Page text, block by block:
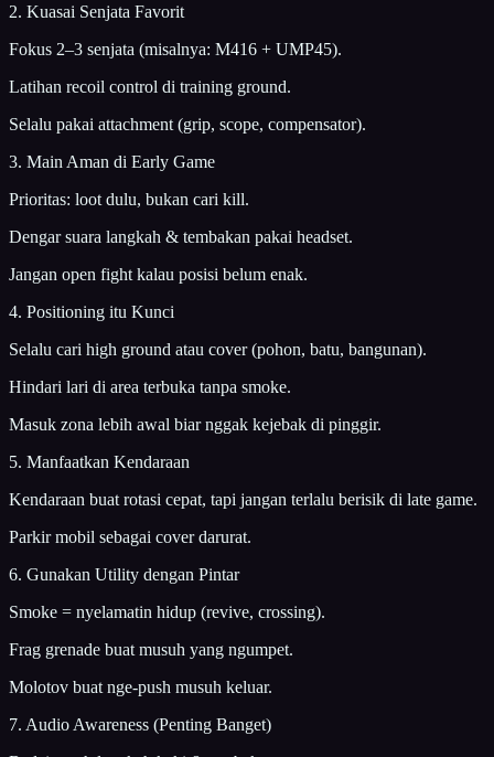
2. Kuasai Senjata Favorit
Fokus 2–3 senjata (misalnya: M416 + UMP45).
Latihan recoil control di training ground.
Selalu pakai attachment (grip, scope, compensator).
3. Main Aman di Early Game
Prioritas: loot dulu, bukan cari kill.
Dengar suara langkah & tembakan pakai headset.
Jangan open fight kalau posisi belum enak.
4. Positioning itu Kunci
Selalu cari high ground atau cover (pohon, batu, bangunan).
Hindari lari di area terbuka tanpa smoke.
Masuk zona lebih awal biar nggak kejebak di pinggir.
5. Manfaatkan Kendaraan
Kendaraan buat rotasi cepat, tapi jangan terlalu berisik di late game.
Parkir mobil sebagai cover darurat.
6. Gunakan Utility dengan Pintar
Smoke = nyelamatin hidup (revive, crossing).
Frag grenade buat musuh yang ngumpet.
Molotov buat nge-push musuh keluar.
7. Audio Awareness (Penting Banget)